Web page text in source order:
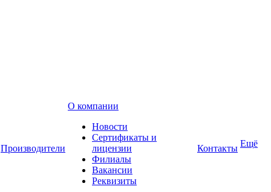
Производители
О компании
Новости
Сертификаты и
лицензии
Филиалы
Вакансии
Реквизиты
Контакты Ещё